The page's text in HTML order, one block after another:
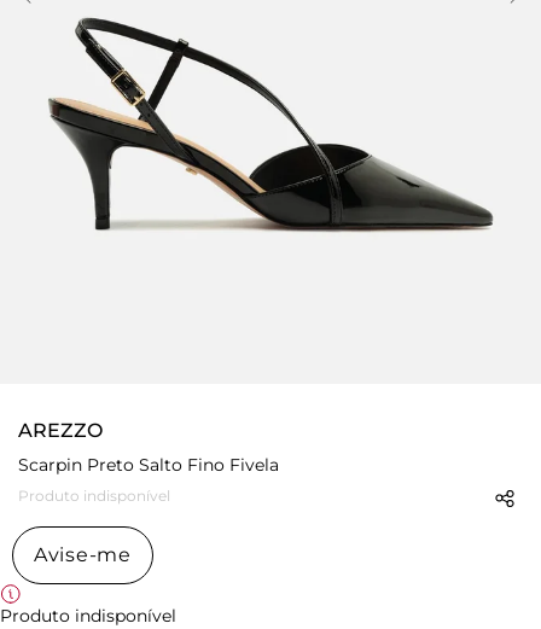
AREZZO
Scarpin Preto Salto Fino Fivela
Produto indisponível
Avise-me
Produto indisponível